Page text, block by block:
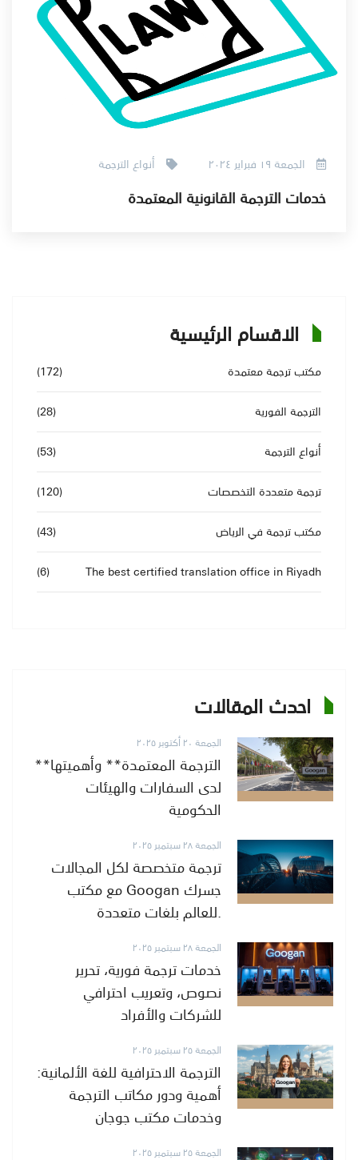
الجمعة ١٩ فبراير ٢٠٢٤ أنواع الترجمة
خدمات الترجمة القانونية المعتمدة
الاقسام الرئيسية
مكتب ترجمة معتمدة
(172)
الترجمة الفورية
(28)
أنواع الترجمة
(53)
ترجمة متعددة التخصصات
(120)
مكتب ترجمة في الرياض
(43)
The best certified translation office in Riyadh
(6)
احدث المقالات
الجمعة ٢٠ أكتوبر ٢٠٢٥
**الترجمة المعتمدة** وأهميتها
لدى السفارات والهيئات
الحكومية
الجمعة ٢٨ سبتمبر ٢٠٢٥
ترجمة متخصصة لكل المجالات
مع مكتب Googan جسرك
للعالم بلغات متعددة.
الجمعة ٢٨ سبتمبر ٢٠٢٥
خدمات ترجمة فورية، تحرير
نصوص، وتعريب احترافي
للشركات والأفراد
الجمعة ٢٥ سبتمبر ٢٠٢٥
الترجمة الاحترافية للغة الألمانية:
أهمية ودور مكاتب الترجمة
وخدمات مكتب جوجان
الجمعة ٢٥ سبتمبر ٢٠٢٥